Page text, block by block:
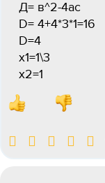
Д= в^2-4ac
D= 4+4*3*1=16
D=4
х1=1\3
х2=1